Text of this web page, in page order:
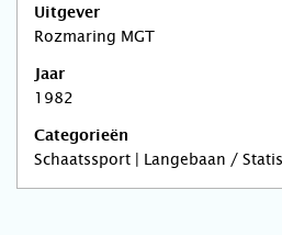
Uitgever
Rozmaring MGT
Jaar
1982
Categorieën
Schaatssport | Langebaan /